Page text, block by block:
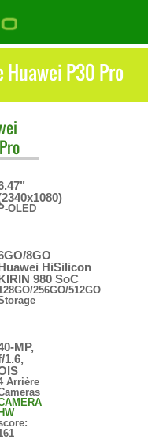
P30 Pro
P-OLED
8GO
HiSilicon
980 SoC
256GO/512GO
MP,
1.6,
Arrière
HW